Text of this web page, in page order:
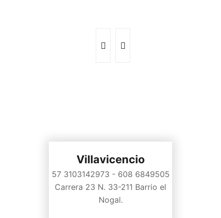
Villavicencio
57 3103142973 - 608 6849505
Carrera 23 N. 33-211 Barrio el
Nogal.